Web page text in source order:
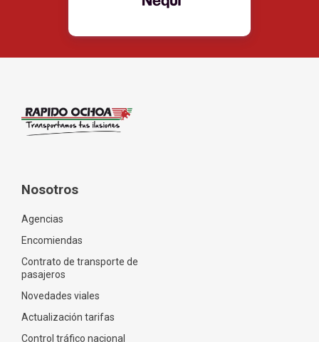
Nosotros
Agencias
Encomiendas
Contrato de transporte de
pasajeros
Novedades viales
Actualización tarifas
Control tráfico nacional